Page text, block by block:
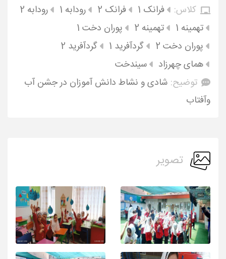
کلاس:
فرانک 1 فرانک 2 رودابه 1
رودابه 2
تهمینه 1
تهمینه 2
پوران دخت 1
پوران دخت 2
گردآفرید 1
گردآفرید 2
همای چهرزاد
سیندخت
توضیح: شادی و نشاط دانش آموزان در جشن آب
وآفتاب
تصویر